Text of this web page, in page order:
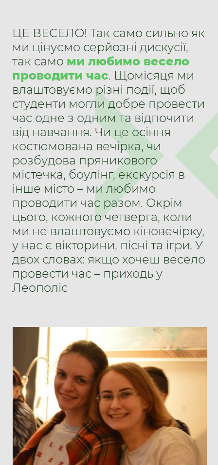
ЦЕ ВЕСЕЛО! Так само сильно як
ми цінуємо серйозні дискусії,
так само ми любимо весело
проводити час. Щомісяця ми
влаштовуємо різні події, щоб
студенти могли добре провести
час одне з одним та відпочити
від навчання. Чи це осіння
костюмована вечірка, чи
розбудова пряникового
містечка, боулінг, екскурсія в
інше місто – ми любимо
проводити час разом. Окрім
цього, кожного четверга, коли
ми не влаштовуємо кіновечірку,
у нас є вікторини, пісні та ігри. У
двох словах: якщо хочеш весело
провести час – приходь у
Леополіс